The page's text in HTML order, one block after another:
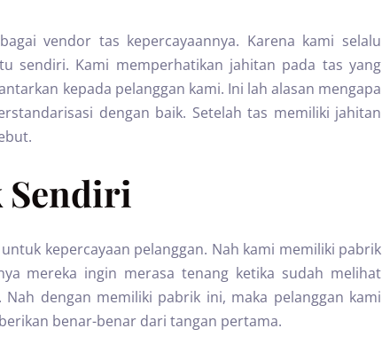
vendor tas kepercayaannya. Karena kami selalu
sendiri. Kami memperhatikan jahitan pada tas yang
kepada pelanggan kami. Ini lah alasan mengapa
dengan baik. Setelah tas memiliki jahitan
Sendiri
kepercayaan pelanggan. Nah kami memiliki pabrik
mereka ingin merasa tenang ketika sudah melihat
dengan memiliki pabrik ini, maka pelanggan kami
benar-benar dari tangan pertama.